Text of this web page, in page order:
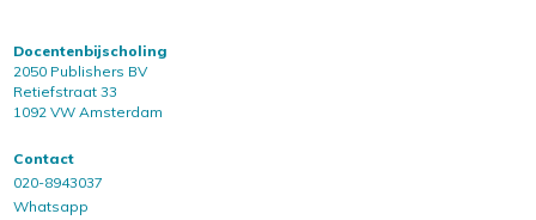
Docentenbijscholing
2050 Publishers BV
Retiefstraat 33
1092 VW Amsterdam
Contact
020-8943037
Whatsapp